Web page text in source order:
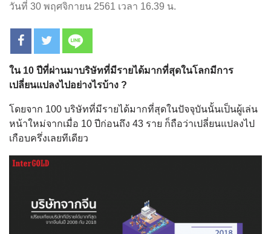
วันที่ 30 พฤศจิกายน 2561 เวลา 16.39 น.
ใน 10 ปีที่ผ่านมาบริษัทที่มีรายได้มากที่สุดในโลกมีการ
เปลี่ยนแปลงไปอย่างไรบ้าง ?
โดยจาก 100 บริษัทที่มีรายได้มากที่สุดในปัจจุบันนั้นเป็นผู้เล่น
หน้าใหม่จากเมื่อ 10 ปีก่อนถึง 43 ราย ก็ถือว่าเปลี่ยนแปลงไป
เกือบครึ่งเลยทีเดียว